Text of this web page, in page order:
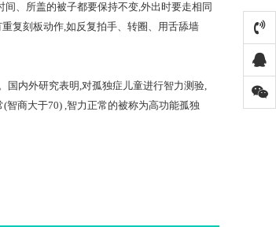
、所盖的被子都要保持不变,外出时要走相同
复刻板动作,如反复拍手、转圈、用舌舔墙
国内外研究表明,对孤独症儿童进行智力测验,
智商大于70) ,智力正常的被称为高功能孤独